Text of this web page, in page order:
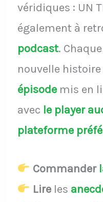
véridiques : UN
également à
podcast.
nouvelle
épisodemis en
avec le player
plateforme
Commander
Lireles